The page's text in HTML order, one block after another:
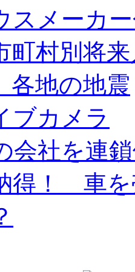
スメーカ
町村別将
各地の地震
ブカメラ
会社を連
得！ 車を